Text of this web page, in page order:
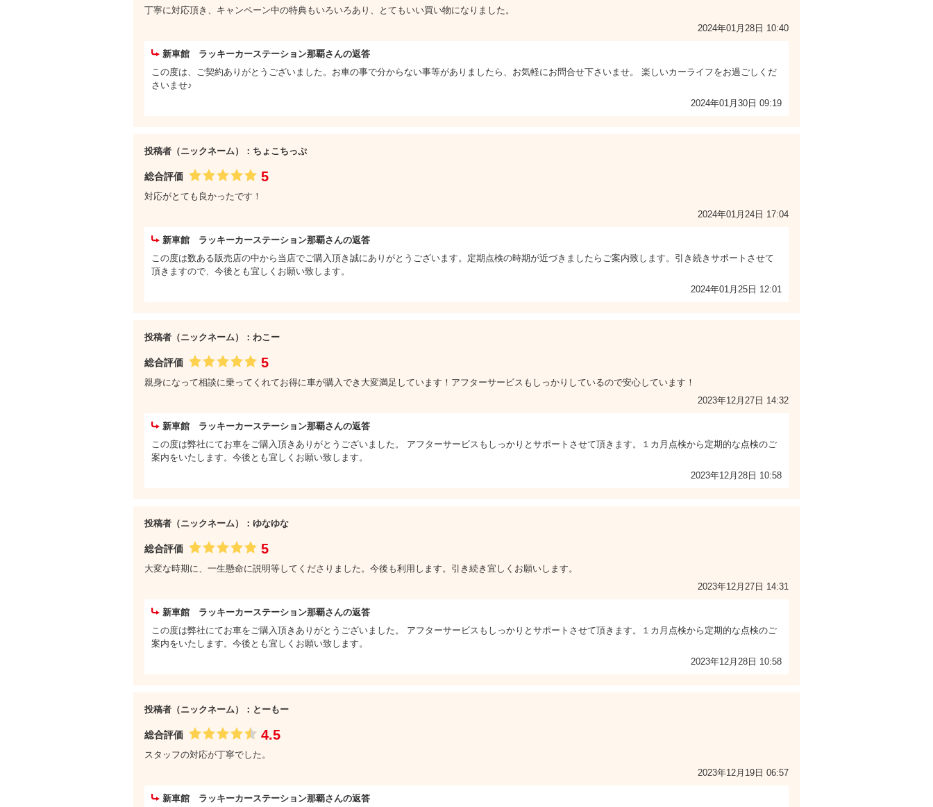
丁寧に対応頂き、キャンペーン中の特典もいろいろあり、とてもいい買い物になりました。
2024年01月28日 10:40
新車館 ラッキーカーステーション那覇さんの返答
この度は、ご契約ありがとうございました。お車の事で分からない事等がありましたら、お気軽にお問合せ下さいませ。 楽しいカーライフをお過ごしくだ
さいませ♪
2024年01月30日 09:19
投稿者（ニックネーム）：ちょこちっぷ
総合評価 5
対応がとても良かったです！
2024年01月24日 17:04
新車館 ラッキーカーステーション那覇さんの返答
この度は数ある販売店の中から当店でご購入頂き誠にありがとうございます。定期点検の時期が近づきましたらご案内致します。引き続きサポートさせて
頂きますので、今後とも宜しくお願い致します。
2024年01月25日 12:01
投稿者（ニックネーム）：わこー
総合評価 5
親身になって相談に乗ってくれてお得に車が購入でき大変満足しています！アフターサービスもしっかりしているので安心しています！
2023年12月27日 14:32
新車館 ラッキーカーステーション那覇さんの返答
この度は弊社にてお車をご購入頂きありがとうございました。 アフターサービスもしっかりとサポートさせて頂きます。１カ月点検から定期的な点検のご
案内をいたします。今後とも宜しくお願い致します。
2023年12月28日 10:58
投稿者（ニックネーム）：ゆなゆな
総合評価 5
大変な時期に、一生懸命に説明等してくださりました。今後も利用します。引き続き宜しくお願いします。
2023年12月27日 14:31
新車館 ラッキーカーステーション那覇さんの返答
この度は弊社にてお車をご購入頂きありがとうございました。 アフターサービスもしっかりとサポートさせて頂きます。１カ月点検から定期的な点検のご
案内をいたします。今後とも宜しくお願い致します。
2023年12月28日 10:58
投稿者（ニックネーム）：とーもー
総合評価 4.5
スタッフの対応が丁寧でした。
2023年12月19日 06:57
新車館 ラッキーカーステーション那覇さんの返答